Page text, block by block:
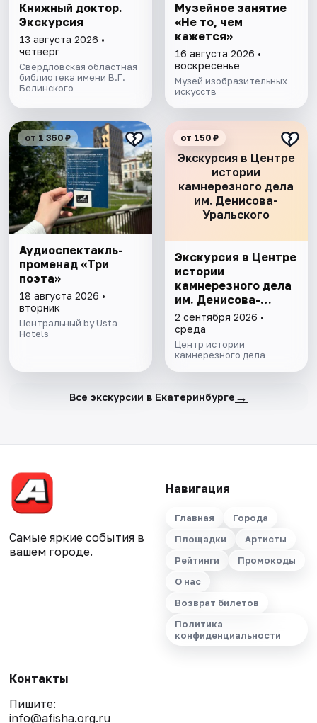
Книжный доктор.
Экскурсия
13 августа 2026 •
четверг
Свердловская областная
библиотека имени В.Г.
Белинского
Музейное занятие
«Не то, чем
кажется»
16 августа 2026 •
воскресенье
Музей изобразительных
искусств
от 1 360 ₽
Аудиоспектакль-
променад «Три
поэта»
18 августа 2026 •
вторник
Центральный by Usta
Hotels
Экскурсия в Центре
истории
камнерезного дела
им. Денисова-
Уральского
от 150 ₽
Экскурсия в Центре
истории
камнерезного дела
им. Денисова-
Уральского
2 сентября 2026 •
среда
Центр истории
камнерезного дела
Все экскурсии в Екатеринбурге →
Самые яркие события в
вашем городе.
Навигация
Главная
Города
Площадки
Артисты
Рейтинги
Промокоды
О нас
Возврат билетов
Политика
конфиденциальности
Контакты
Пишите:
info@afisha.org.ru